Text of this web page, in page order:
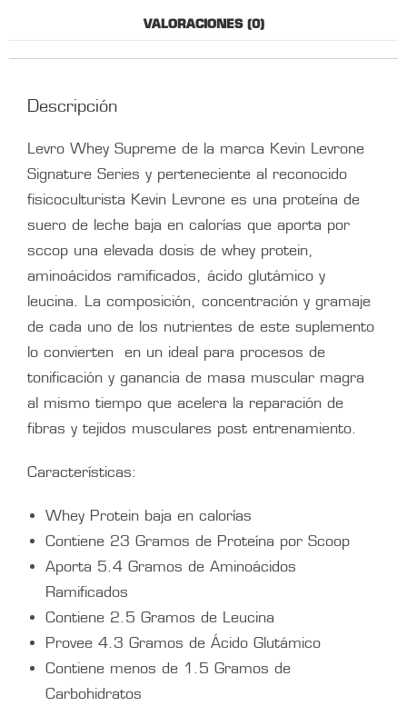
VALORACIONES (0)
Descripción
Levro Whey Supreme de la marca Kevin Levrone
Signature Series y perteneciente al reconocido
fisicoculturista Kevin Levrone es una proteína de
suero de leche baja en calorías que aporta por
sccop una elevada dosis de whey protein,
aminoácidos ramificados, ácido glutámico y
leucina. La composición, concentración y gramaje
de cada uno de los nutrientes de este suplemento
lo convierten en un ideal para procesos de
tonificación y ganancia de masa muscular magra
al mismo tiempo que acelera la reparación de
fibras y tejidos musculares post entrenamiento.
Características:
Whey Protein baja en calorías
Contiene 23 Gramos de Proteína por Scoop
Aporta 5.4 Gramos de Aminoácidos
Ramificados
Contiene 2.5 Gramos de Leucina
Provee 4.3 Gramos de Ácido Glutámico
Contiene menos de 1.5 Gramos de
Carbohidratos